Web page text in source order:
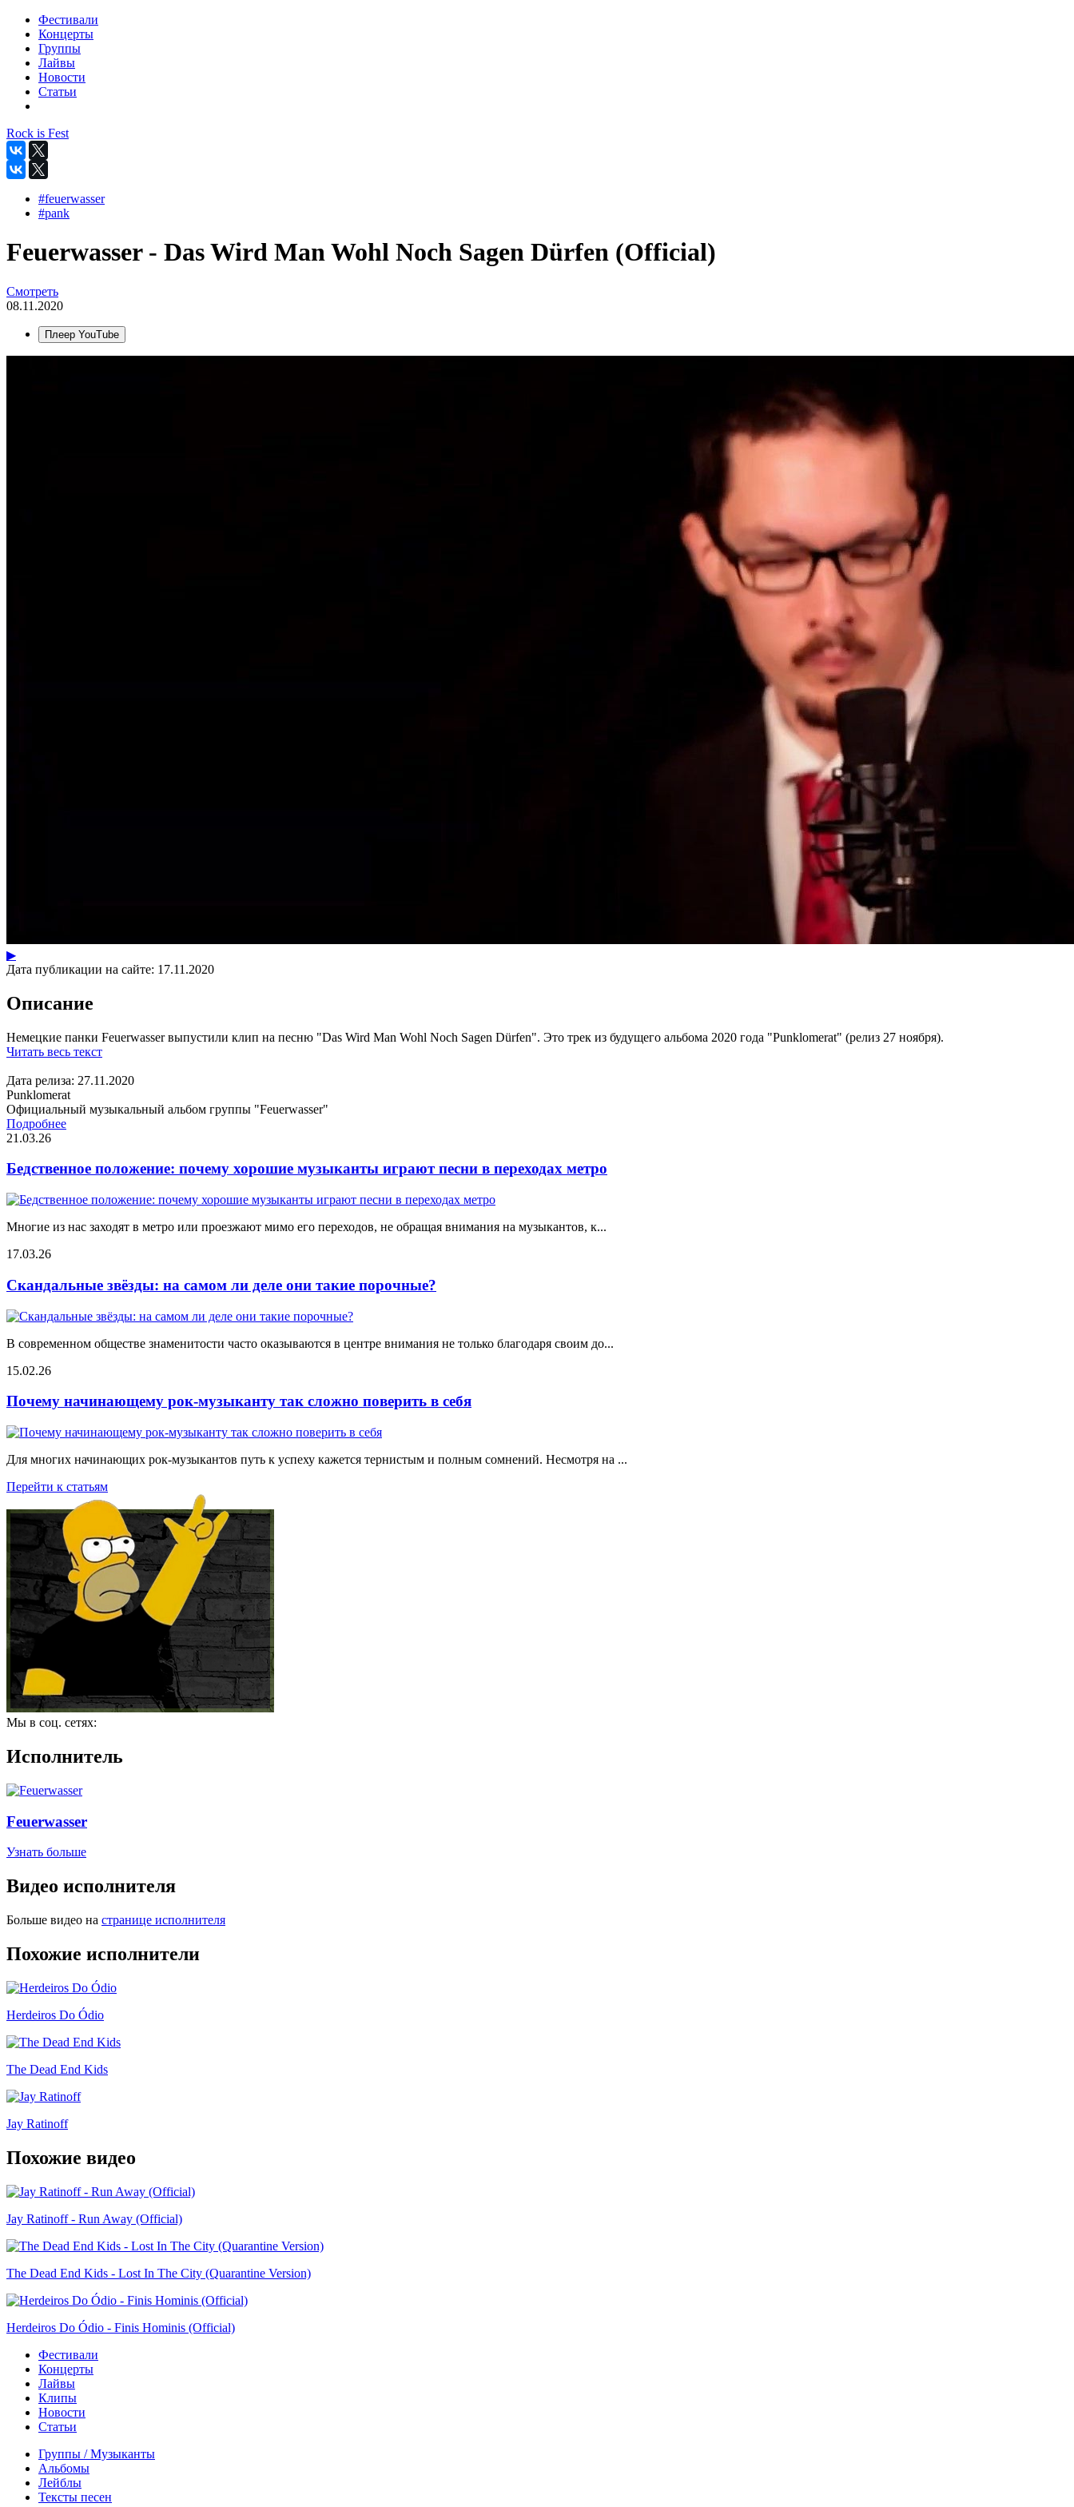
Фестивали
Концерты
Группы
Лайвы
Новости
Статьи
Rock is Fest
#feuerwasser
#pank
Feuerwasser - Das Wird Man Wohl Noch Sagen Dürfen (Official)
Смотреть
08.11.2020
Плеер YouTube
▶
Дата публикации на сайте: 17.11.2020
Описание
Немецкие панки Feuerwasser выпустили клип на песню "Das Wird Man Wohl Noch Sagen Dürfen". Это трек из будущего альбома 2020 года "Punklomerat" (релиз 27 ноября).
Читать весь текст
Дата релиза: 27.11.2020
Punklomerat
Официальный музыкальный альбом группы "Feuerwasser"
Подробнее
21.03.26
Бедственное положение: почему хорошие музыканты играют песни в переходах метро
Многие из нас заходят в метро или проезжают мимо его переходов, не обращая внимания на музыкантов, к...
17.03.26
Скандальные звёзды: на самом ли деле они такие порочные?
В современном обществе знаменитости часто оказываются в центре внимания не только благодаря своим до...
15.02.26
Почему начинающему рок-музыканту так сложно поверить в себя
Для многих начинающих рок-музыкантов путь к успеху кажется тернистым и полным сомнений. Несмотря на ...
Перейти к статьям
Мы в соц. сетях:
Исполнитель
Feuerwasser
Узнать больше
Видео исполнителя
Больше видео на странице исполнителя
Похожие исполнители
Herdeiros Do Ódio
The Dead End Kids
Jay Ratinoff
Похожие видео
Jay Ratinoff - Run Away (Official)
The Dead End Kids - Lost In The City (Quarantine Version)
Herdeiros Do Ódio - Finis Hominis (Official)
Фестивали
Концерты
Лайвы
Клипы
Новости
Статьи
Группы / Музыканты
Альбомы
Лейблы
Тексты песен